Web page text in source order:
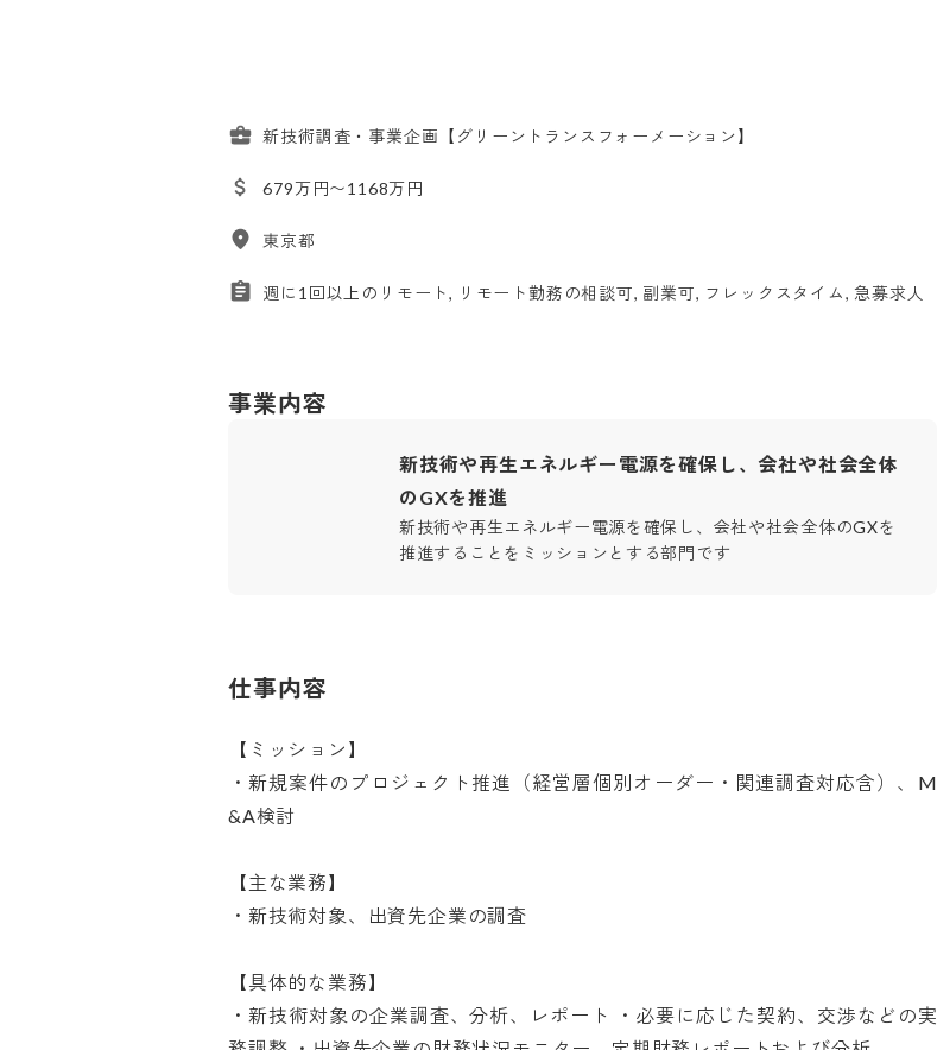
新技術調査・事業企画【グリーントランスフォーメーション】
679万円〜1168万円
東京都
週に1回以上のリモート, リモート勤務の相談可, 副業可, フレックスタイム, 急募求人
事業内容
新技術や再生エネルギー電源を確保し、会社や社会全体
のGXを推進
新技術や再生エネルギー電源を確保し、会社や社会全体のGXを
推進することをミッションとする部門です
仕事内容
【ミッション】
・新規案件のプロジェクト推進（経営層個別オーダー・関連調査対応含）、M
&A検討
【主な業務】
・新技術対象、出資先企業の調査
【具体的な業務】
・新技術対象の企業調査、分析、レポート ・必要に応じた契約、交渉などの実